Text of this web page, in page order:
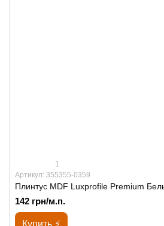
1
Артикул: 355355-0359
Плинтус MDF Luxprofile Premium
142 грн/м.п.
Купить ⚡